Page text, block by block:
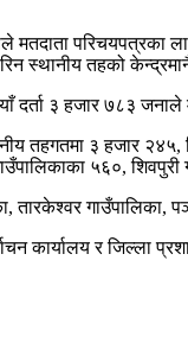
मतदाता परिचयपत्रका
स्थानीय तहको
दर्ता ३ हजार ७८३
तहगतमा ३ हजार २४५,
५६०,
तारकेश्वर गाउँपालिका,
कार्यालय र जिल्ला